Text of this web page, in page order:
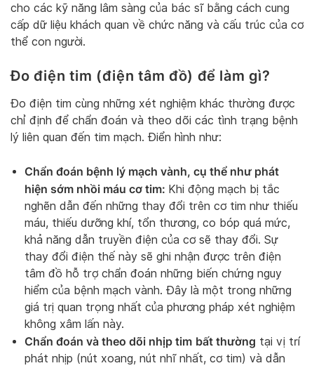
cho các kỹ năng lâm sàng của bác sĩ bằng cách cung
cấp dữ liệu khách quan về chức năng và cấu trúc của cơ
thể con người.
Đo điện tim (điện tâm đồ) để làm gì?
Đo điện tim cùng những xét nghiệm khác thường được
chỉ định để chẩn đoán và theo dõi các tình trạng bệnh
lý liên quan đến tim mạch. Điển hình như:
Chẩn đoán bệnh lý mạch vành, cụ thể như phát
hiện sớm nhồi máu cơ tim: Khi động mạch bị tắc
nghẽn dẫn đến những thay đổi trên cơ tim như thiếu
máu, thiếu dưỡng khí, tổn thương, co bóp quá mức,
khả năng dẫn truyền điện của cơ sẽ thay đổi. Sự
thay đổi điện thế này sẽ ghi nhận được trên điện
tâm đồ hỗ trợ chẩn đoán những biến chứng nguy
hiểm của bệnh mạch vành. Đây là một trong những
giá trị quan trọng nhất của phương pháp xét nghiệm
không xâm lấn này.
Chẩn đoán và theo dõi nhịp tim bất thường tại vị trí
phát nhịp (nút xoang, nút nhĩ nhất, cơ tim) và dẫn